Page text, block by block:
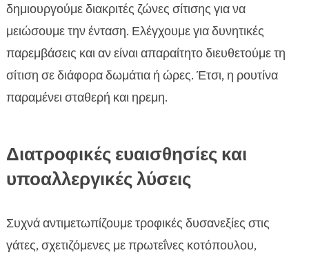
δημιουργούμε διακριτές ζώνες σίτισης για να
μειώσουμε την ένταση. Ελέγχουμε για δυνητικές
παρεμβάσεις και αν είναι απαραίτητο διευθετούμε τη
σίτιση σε διάφορα δωμάτια ή ώρες. Έτσι, η ρουτίνα
παραμένει σταθερή και ηρεμη.
Διατροφικές ευαισθησίες και
υποαλλεργικές λύσεις
Συχνά αντιμετωπίζουμε τροφικές δυσανεξίες στις
γάτες, σχετιζόμενες με πρωτεΐνες κοτόπουλου,